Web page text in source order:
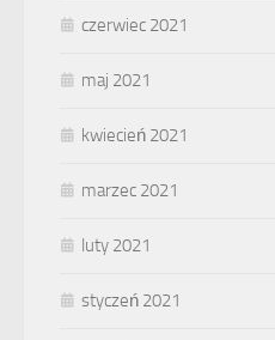
czerwiec 2021
maj 2021
kwiecień 2021
marzec 2021
luty 2021
styczeń 2021